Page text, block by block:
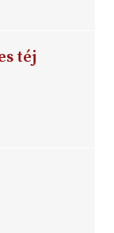
téj